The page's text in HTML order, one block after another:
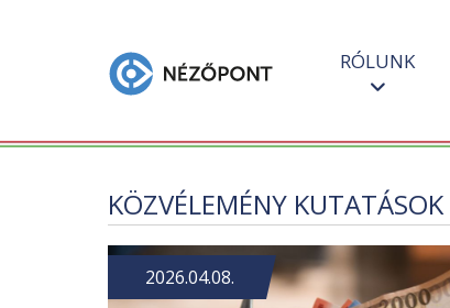
RÓLUNK
KÖZVÉLEMÉNY KUTATÁSOK
2026.04.08.